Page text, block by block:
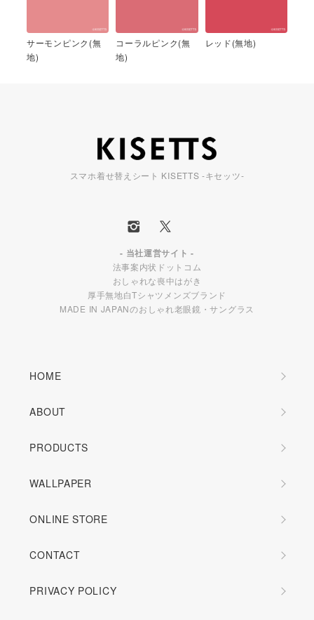
サーモンピンク(無
地)
コーラルピンク(無
地)
レッド(無地)
スマホ着せ替えシート KISETTS -キセッツ-
- 当社運営サイト -
法事案内状ドットコム
おしゃれな喪中はがき
厚手無地白Tシャツメンズブランド
MADE IN JAPANのおしゃれ老眼鏡・サングラス
HOME
ABOUT
PRODUCTS
WALLPAPER
ONLINE STORE
CONTACT
PRIVACY POLICY